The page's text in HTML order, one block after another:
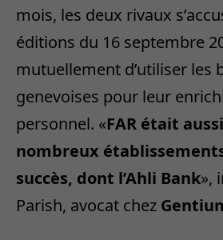
mois, les deux rivaux
éditions du 16 septembre
mutuellement d’utiliser les
genevoises pour leur
personnel. «FAR était
nombreux
succès, dont l’Ahli Bank»,
Parish, avocat chez